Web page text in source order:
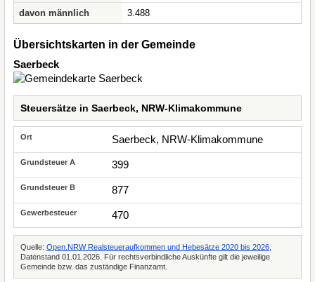
davon männlich
3.488
Übersichtskarten in der Gemeinde
Saerbeck
Steuersätze in Saerbeck, NRW-Klimakommune
Saerbeck, NRW-Klimakommune
399
877
470
Quelle: Open.NRW Realsteueraufkommen und Hebesätze 2020 bis 2026
Datenstand 01.01.2026. Für rechtsverbindliche Auskünfte gilt die jeweilige
Gemeinde bzw. das zuständige Finanzamt.